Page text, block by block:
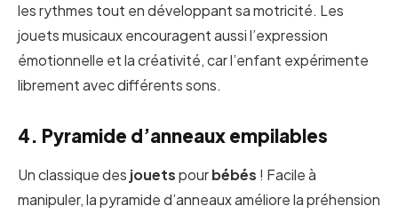
les rythmes tout en développant sa motricité. Les
jouets musicaux encouragent aussi l’expression
émotionnelle et la créativité, car l’enfant expérimente
librement avec différents sons.
4. Pyramide d’anneaux empilables
Un classique des jouetspourbébés ! Facile à
manipuler, la pyramide d’anneaux améliore la préhension